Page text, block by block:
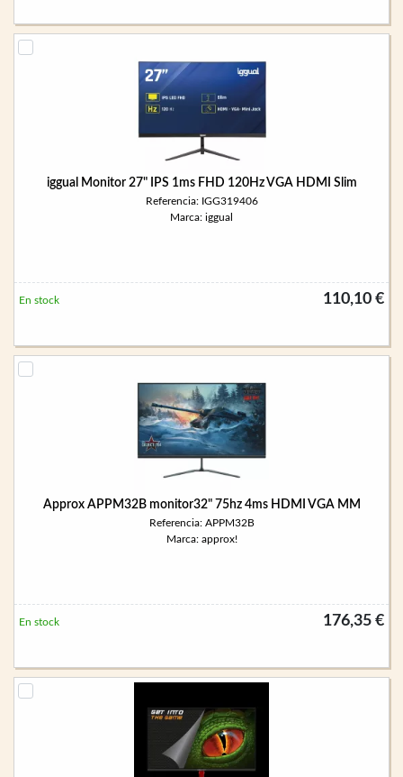
iggual Monitor 27" IPS 1ms FHD 120Hz VGA HDMI Slim
Referencia: IGG319406
Marca: iggual
110,10 €
En stock
Approx APPM32B monitor32" 75hz 4ms HDMI VGA MM
Referencia: APPM32B
Marca: approx!
176,35 €
En stock